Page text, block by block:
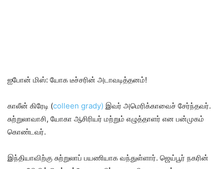
ஐபோன் மிஸ்: யோக டீச்சரின் அடாவடித்தனம்!
காலீன் கிரேடி (colleen grady) இவர் அமெரிக்காவைச் சேர்ந்தவர்.
சுற்றுலாவாசி, யோகா ஆசிரியர் மற்றும் எழுத்தாளர் என பன்முகம்
கொண்டவர்.
இந்தியாவிற்கு சுற்றுலாப் பயணியாக வந்துள்ளார். ஜெய்பூர் நகரின்